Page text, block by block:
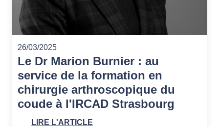
26/03/2025
Le Dr Marion Burnier : au
service de la formation en
chirurgie arthroscopique du
coude à l'IRCAD Strasbourg
LIRE L'ARTICLE